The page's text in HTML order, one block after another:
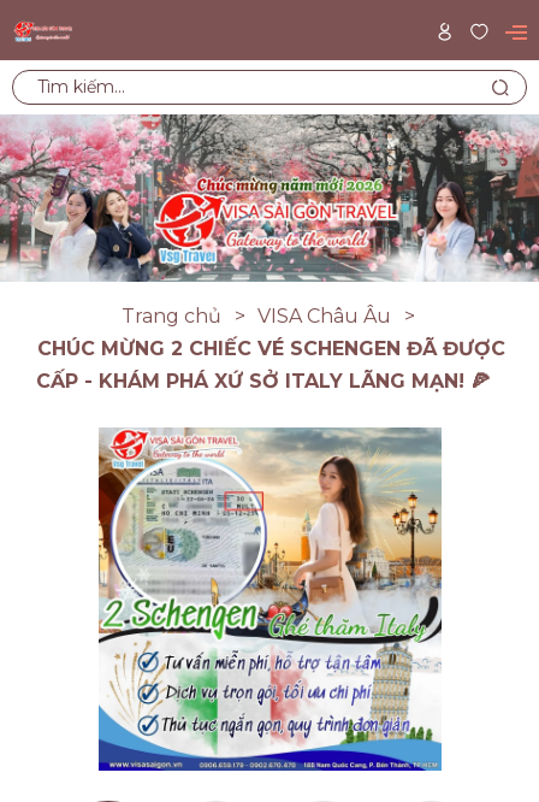
Trang chủ
VISA Châu Âu
CHÚC MỪNG 2 CHIẾC VÉ SCHENGEN ĐÃ ĐƯỢC
CẤP - KHÁM PHÁ XỨ SỞ ITALY LÃNG MẠN! 🍕